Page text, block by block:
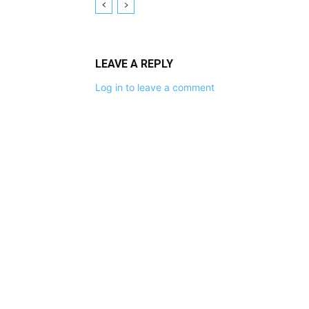
LEAVE A REPLY
Log in to leave a comment